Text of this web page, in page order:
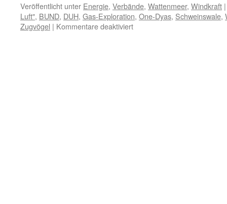
Veröffentlicht unter Energie, Verbände, Wattenmeer, Windkraft |
Luft", BUND, DUH, Gas-Exploration, One-Dyas, Schweinswale,
Zugvögel | Kommentare deaktiviertfür